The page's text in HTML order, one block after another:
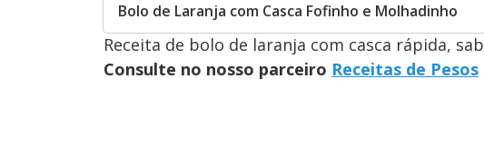
Bolo de Laranja com Casca Fofinho e Molhadinho
Receita de bolo de laranja com casca rápida,
Consulte no nosso parceiro Receitas de Pesos